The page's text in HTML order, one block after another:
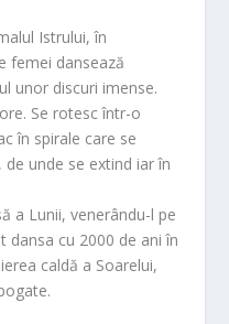
Istrului, în
femei dansează
unor discuri imense.
Se rotesc într-o
în spirale care se
unde se extind iar în
a Lunii, venerându-l pe
dansa cu 2000 de ani în
caldă a Soarelui,